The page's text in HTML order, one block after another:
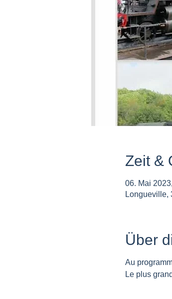
Zeit &
06. Mai
Longueville,
Über
Au
Le plus